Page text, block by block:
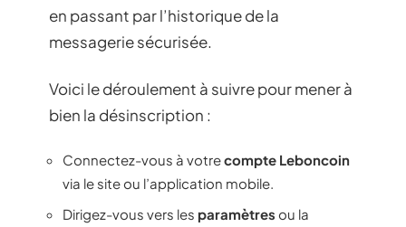
en passant par l’historique de la
messagerie sécurisée.
Voici le déroulement à suivre pour mener à
bien la désinscription :
Connectez-vous à votrecompte Leboncoin
via le site ou l’application mobile.
Dirigez-vous vers les paramètres ou la